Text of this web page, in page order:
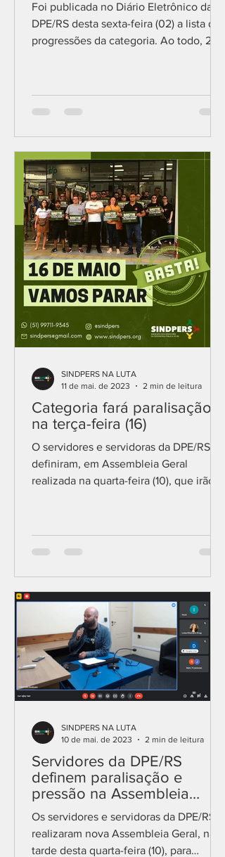
Foi publicada no Diário Eletrônico da
DPE/RS desta sexta-feira (02) a lista de
progressões da categoria. Ao todo, 225
Categoria fará paralisação
na terça-feira (16)
O servidores e servidoras da DPE/RS
definiram, em Assembleia Geral
realizada na quarta-feira (10), que irão
SINDPERS NA LUTA
11 de mai. de 2023
2 min de leitura
Servidores da DPE/RS
definem paralisação e
pressão na Assembleia
Legislativa por reposição
salarial
Os servidores e servidoras da DPE/RS
realizaram nova Assembleia Geral, na
tarde desta quarta-feira (10), para
SINDPERS NA LUTA
10 de mai. de 2023
2 min de leitura